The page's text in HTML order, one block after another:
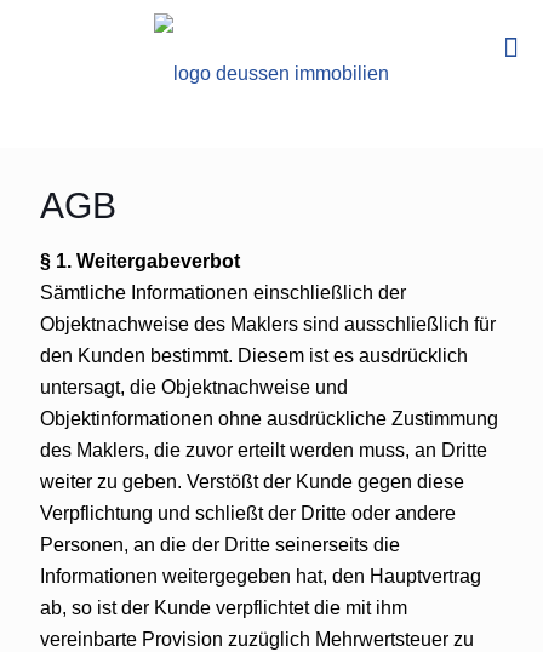
AGB
§ 1. Weitergabeverbot
Sämtliche Informationen einschließlich der
Objektnachweise des Maklers sind ausschließlich für
den Kunden bestimmt. Diesem ist es ausdrücklich
untersagt, die Objektnachweise und
Objektinformationen ohne ausdrückliche Zustimmung
des Maklers, die zuvor erteilt werden muss, an Dritte
weiter zu geben. Verstößt der Kunde gegen diese
Verpflichtung und schließt der Dritte oder andere
Personen, an die der Dritte seinerseits die
Informationen weitergegeben hat, den Hauptvertrag
ab, so ist der Kunde verpflichtet die mit ihm
vereinbarte Provision zuzüglich Mehrwertsteuer zu